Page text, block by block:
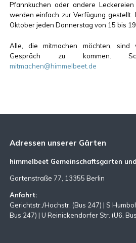
Pfannkuchen oder andere
werden einfach zur Verfügung gestellt.
Oktober jeden Donnerstag von 15 bis
Alle, die mitmachen möchten, sind
Gespräch zu kommen.
mitmachen@himmelbeet.de
Adressen unserer Gärten
himmelbeet Gemeinschaftsgarten
Gartenstraße 77, 13355 Berlin
Anfahrt:
Gerichtstr./Hochstr. (Bus 247) | S
Bus 247) | U Reinickendorfer Str. (U6,